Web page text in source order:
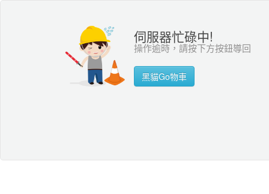
伺服器忙碌中!
操作逾時，請按下方按鈕導回
黑貓Go物車